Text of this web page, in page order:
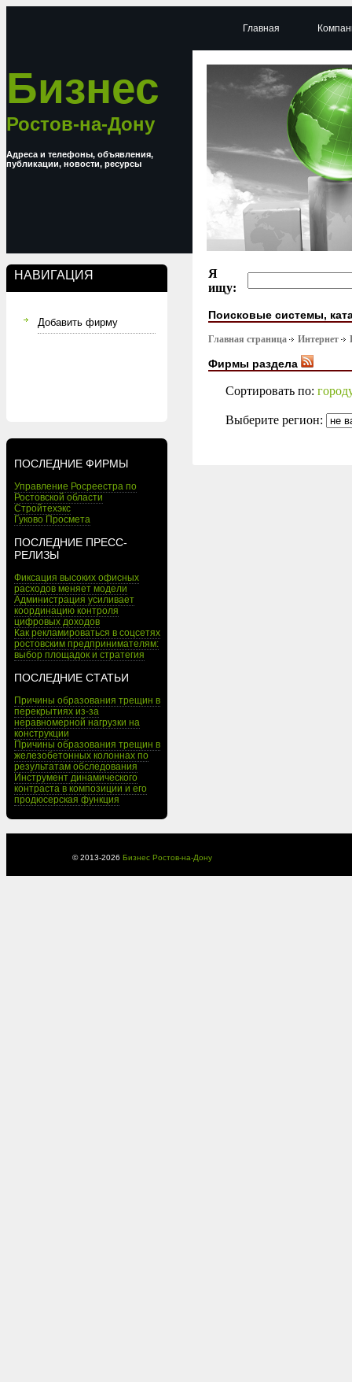
Бизнес
Ростов-на-Дону
Адреса и телефоны, объявления,
публикации, новости, ресурсы
НАВИГАЦИЯ
Добавить фирму
ПОСЛЕДНИЕ ФИРМЫ
Управление Росреестра по
Ростовской области
Стройтехэкс
Гуково Просмета
ПОСЛЕДНИЕ ПРЕСС-
РЕЛИЗЫ
Фиксация высоких офисных
расходов меняет модели
Администрация усиливает
координацию контроля
цифровых доходов
Как рекламироваться в соцсетях
ростовским предпринимателям:
выбор площадок и стратегия
ПОСЛЕДНИЕ СТАТЬИ
Причины образования трещин в
перекрытиях из-за
неравномерной нагрузки на
конструкции
Причины образования трещин в
железобетонных колоннах по
результатам обследования
Инструмент динамического
контраста в композиции и его
продюсерская функция
Главная
Я
ищу:
Поисковые системы,
Главная страница Интернет
Фирмы раздела
Сортировать по:
Выберите регион:
© 2013-2026 Бизнес Ростов-на-Дону